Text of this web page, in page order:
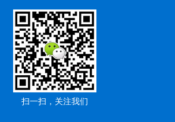
扫一扫，关注我们